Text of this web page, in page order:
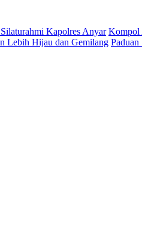
Kapolres Anyar Kompol
Lebih Hijau dan Gemilang